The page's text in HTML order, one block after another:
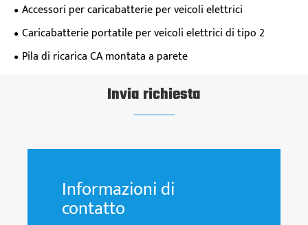
Accessori per caricabatterie per veicoli elettrici
Caricabatterie portatile per veicoli elettrici di tipo 2
Pila di ricarica CA montata a parete
Invia richiesta
Informazioni di
contatto